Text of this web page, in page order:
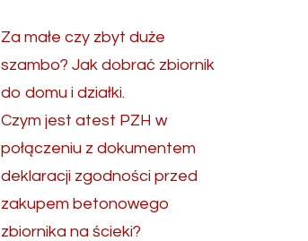
Za małe czy zbyt duże
szambo? Jak dobrać zbiornik
do domu i działki.
Czym jest atest PZH w
połączeniu z dokumentem
deklaracji zgodności przed
zakupem betonowego
zbiornika na ścieki?